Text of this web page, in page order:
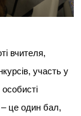
вчителя,
участь у
– це один бал,